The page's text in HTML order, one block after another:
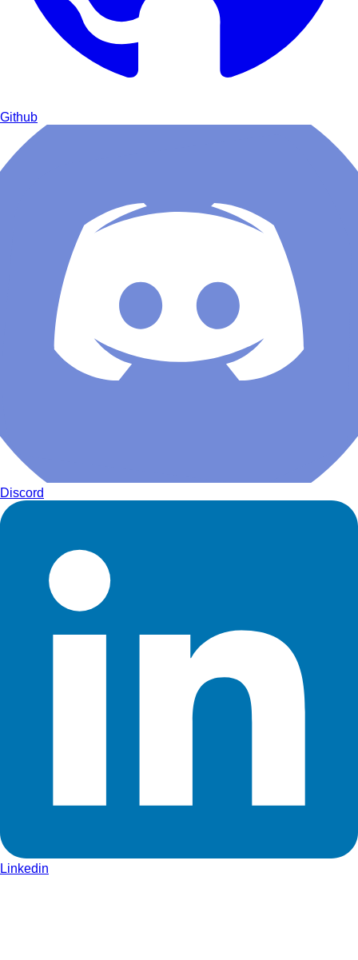
Github
Discord
Linkedin